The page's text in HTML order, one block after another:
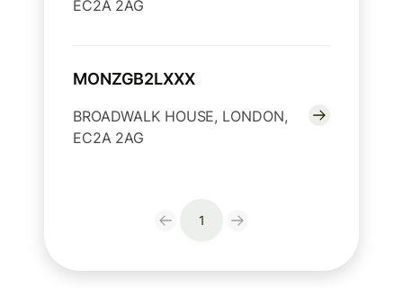
EC2A 2AG
MONZGB2LXXX
BROADWALK HOUSE, LONDON,
EC2A 2AG
1